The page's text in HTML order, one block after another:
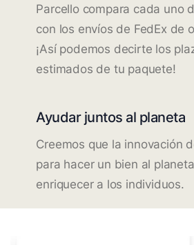
Parcello compara cada uno
con los envíos de FedEx de
¡Así podemos decirte los
estimados de tu paquete!
Ayudar juntos al planeta
Creemos que la innovación
para hacer un bien al
enriquecer a los individuos.